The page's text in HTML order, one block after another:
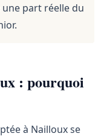
part réelle du
: pourquoi
à Nailloux se